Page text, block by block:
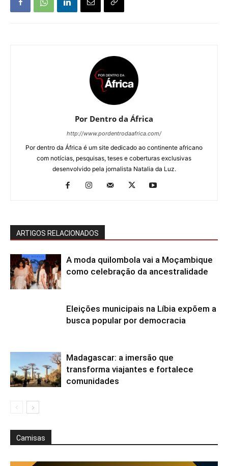
Por Dentro da África
http://www.pordentrodaafrica.com/
Por dentro da África é um site dedicado ao continente africano
com notícias, pesquisas, teses e coberturas exclusivas
desenvolvido pela jornalista Natalia da Luz.
ARTIGOS RELACIONADOS
A moda quilombola vai a Moçambique
como celebração da ancestralidade
Eleições municipais na Líbia expõem a
busca popular por democracia
Madagascar: a imersão que
transforma viajantes e fortalece
comunidades
Camisas